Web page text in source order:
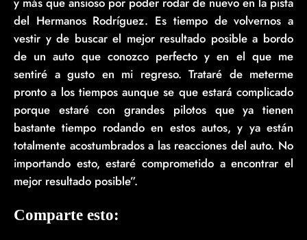
del Hermanos Rodríguez. Es tiempo de volvernos a
vestir y de buscar el mejor resultado posible a bordo
de un auto que conozco perfecto y en el que me
sentiré a gusto en mi regreso. Trataré de meterme
pronto a los tiempos aunque se que estará complicado
porque estaré con grandes pilotos que ya tienen
bastante tiempo rodando en estos autos, y ya están
totalmente acostumbrados a las reacciones del auto. No
importando esto, estaré comprometido a encontrar el
mejor resultado posible”.
Comparte esto: